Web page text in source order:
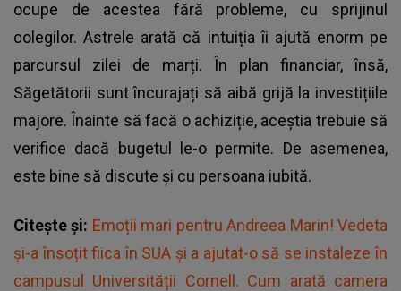
ocupe de acestea fără probleme, cu sprijinul
colegilor. Astrele arată că intuiția îi ajută enorm pe
parcursul zilei de marți. În plan financiar, însă,
Săgetătorii sunt încurajați să aibă grijă la investițiile
majore. Înainte să facă o achiziție, aceștia trebuie să
verifice dacă bugetul le-o permite. De asemenea,
este bine să discute și cu persoana iubită.
Citește și: Emoții mari pentru Andreea Marin! Vedeta
și-a însoțit fiica în SUA și a ajutat-o să se instaleze în
campusul Universității Cornell. Cum arată camera